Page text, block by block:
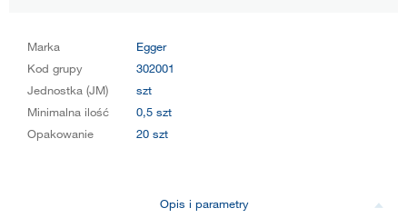
Marka
Egger
Kod grupy
302001
Jednostka (JM)
szt
Minimalna ilość
0,5 szt
Opakowanie
20 szt
Opis i parametry